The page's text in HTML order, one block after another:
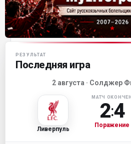
Матч-центр
РЕЗУЛЬТАТ
Последняя игра
2 августа · Солджер
Ливерпуль
МАТЧ ОКОНЧЕН
2:4
Поражение